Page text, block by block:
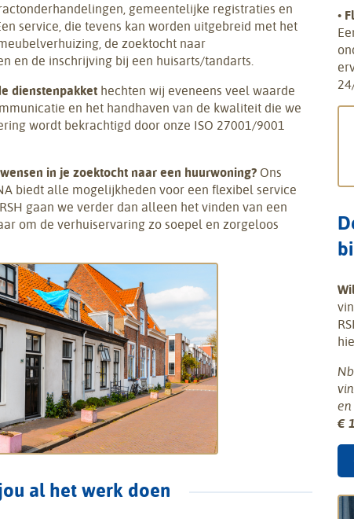
gemeentelijke registraties en
service, die tevens kan worden uitgebreid met het
de zoektocht naar
en de inschrijving bij een huisarts/tandarts.
dienstenpakket hechten wij eveneens veel waarde
en het handhaven van de kwaliteit die we
wordt bekrachtigd door onze ISO 27001/9001
in je zoektocht naar een huurwoning? Ons
biedt alle mogelijkheden voor een flexibel service
gaan we verder dan alleen het vinden van een
om de verhuiservaring zo soepel en zorgeloos
al het werk doen
•
€